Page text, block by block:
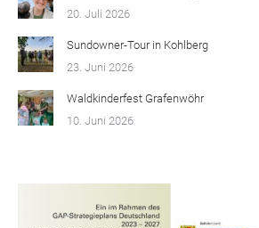
20. Juli 2026
Sundowner-Tour in Kohlberg
23. Juni 2026
Waldkinderfest Grafenwöhr
10. Juni 2026